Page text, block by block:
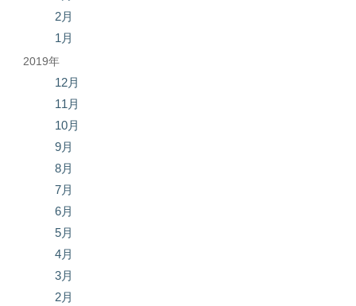
2月
1月
2019年
12月
11月
10月
9月
8月
7月
6月
5月
4月
3月
2月